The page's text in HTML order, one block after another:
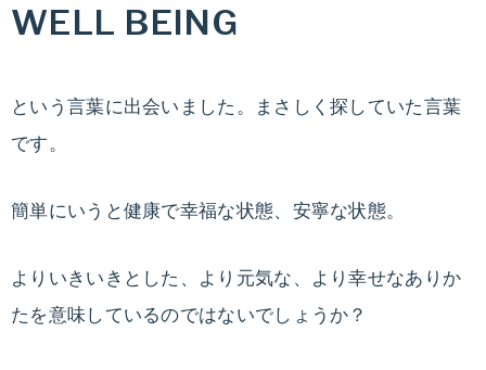
WELL BEING
という言葉に出会いました。まさしく探していた言葉
です。
簡単にいうと健康で幸福な状態、安寧な状態。
よりいきいきとした、より元気な、より幸せなありか
たを意味しているのではないでしょうか？